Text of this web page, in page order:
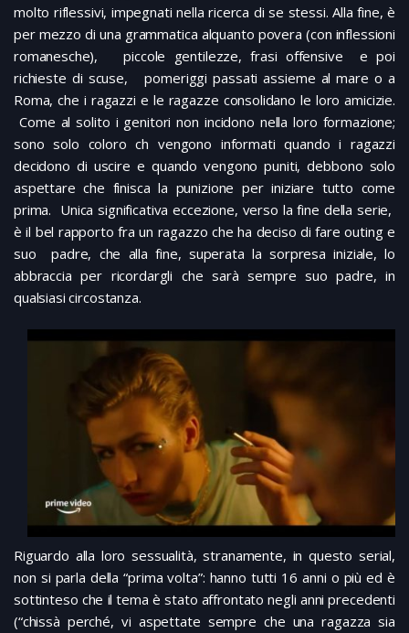
molto riflessivi, impegnati nella ricerca di se stessi. Alla fine, è
per mezzo di una grammatica alquanto povera (con inflessioni
romanesche), piccole gentilezze, frasi offensive e poi
richieste di scuse, pomeriggi passati assieme al mare o a
Roma, che i ragazzi e le ragazze consolidano le loro amicizie.
Come al solito i genitori non incidono nella loro formazione;
sono solo coloro ch vengono informati quando i ragazzi
decidono di uscire e quando vengono puniti, debbono solo
aspettare che finisca la punizione per iniziare tutto come
prima. Unica significativa eccezione, verso la fine della serie,
è il bel rapporto fra un ragazzo che ha deciso di fare outing e
suo padre, che alla fine, superata la sorpresa iniziale, lo
abbraccia per ricordargli che sarà sempre suo padre, in
qualsiasi circostanza.
Riguardo alla loro sessualità, stranamente, in questo serial,
non si parla della “prima volta”: hanno tutti 16 anni o più ed è
sottinteso che il tema è stato affrontato negli anni precedenti
(“chissà perché, vi aspettate sempre che una ragazza sia